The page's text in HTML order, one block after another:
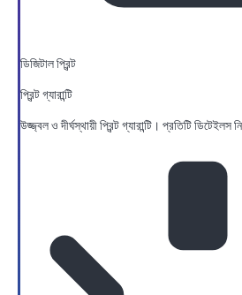
ডিজিটাল প্রিন্ট
প্রিন্ট গ্যারান্টি
উজ্জ্বল ও দীর্ঘস্থায়ী প্রিন্ট গ্যারান্টি। প্রতিটি